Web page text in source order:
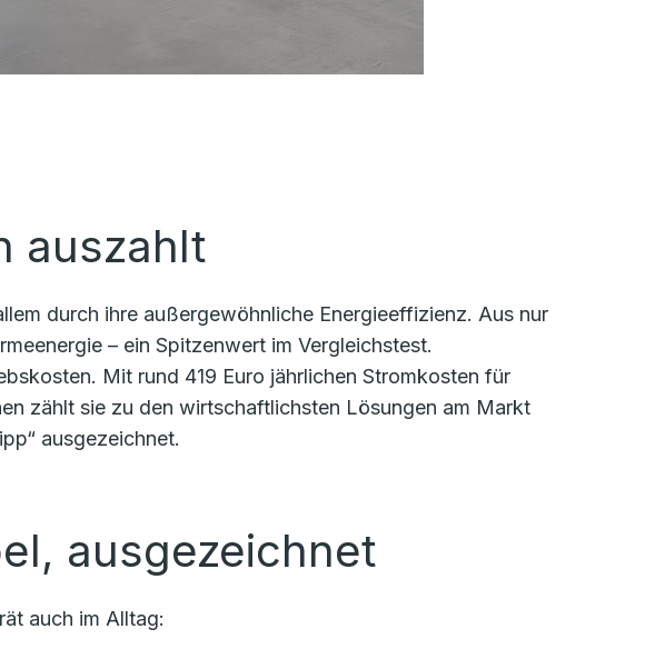
auszahlt
durch ihre außergewöhnliche Energieeffizienz. Aus nur
– ein Spitzenwert im Vergleichstest.
Mit rund 419 Euro jährlichen Stromkosten für
zählt sie zu den wirtschaftlichsten Lösungen am Markt
ausgezeichnet.
ausgezeichnet
auch im Alltag: